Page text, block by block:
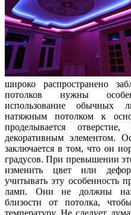
широко распространено
потолков нужны
использование обычных
натяжным потолком к
проделывается
декоративным элементом.
заключается в том, что он
градусов. При превышении
изменить цвет или
учитывать эту
ламп. Они не должны
близости от потолка,
температуру. Не следует